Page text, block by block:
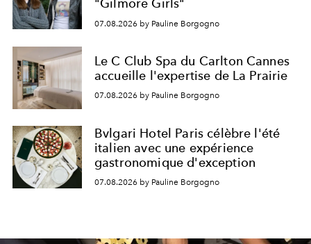
"Gilmore Girls"
07.08.2026 by Pauline Borgogno
Le C Club Spa du Carlton Cannes
accueille l'expertise de La Prairie
07.08.2026 by Pauline Borgogno
Bvlgari Hotel Paris célèbre l'été
italien avec une expérience
gastronomique d'exception
07.08.2026 by Pauline Borgogno